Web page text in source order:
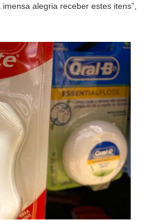
alegria receber estes itens”,